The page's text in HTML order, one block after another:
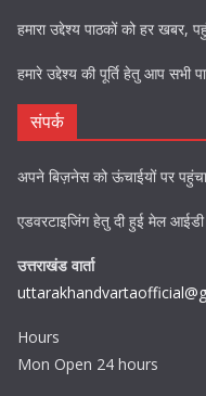
हमारा उद्देश्य पाठकों को हर खबर,
हमारे उद्देश्य की पूर्ति हेतु आप सभी
संपर्क
अपने बिज़नेस को ऊंचाईयों पर
एडवरटाइजिंग हेतु दी हुई मेल आईडी
उत्तराखंड वार्ता
Hours
Mon Open 24 hours